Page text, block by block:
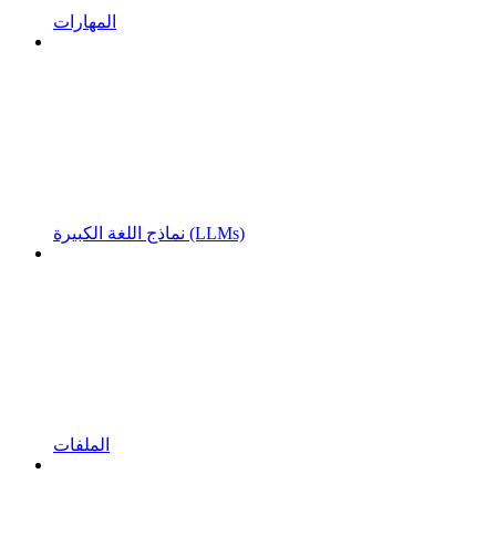
المهارات
نماذج اللغة الكبيرة (LLMs)
الملفات